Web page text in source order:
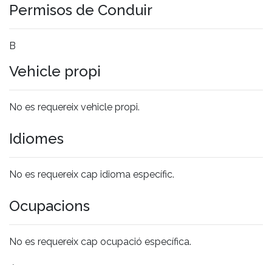
Permisos de Conduir
B
Vehicle propi
No es requereix vehicle propi.
Idiomes
No es requereix cap idioma específic.
Ocupacions
No es requereix cap ocupació específica.